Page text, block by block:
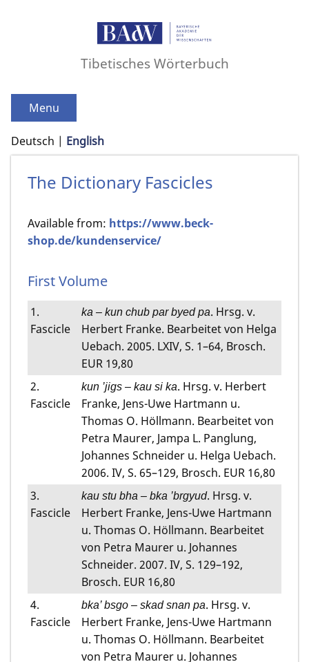
Tibetisches Wörterbuch
Menu
Deutsch English
The Dictionary Fascicles
Available from: https://www.beck-
shop.de/kundenservice/
First Volume
1.
Fascicle
ka – kun chub par byed pa. Hrsg. v.
Herbert Franke. Bearbeitet von Helga
Uebach. 2005. LXIV, S. 1–64, Brosch.
EUR 19,80
2.
Fascicle
kun ’jigs – kau si ka. Hrsg. v. Herbert
Franke, Jens-Uwe Hartmann u.
Thomas O. Höllmann. Bearbeitet von
Petra Maurer, Jampa L. Panglung,
Johannes Schneider u. Helga Uebach.
2006. IV, S. 65–129, Brosch. EUR 16,80
3.
Fascicle
kau stu bha – bka ’brgyud. Hrsg. v.
Herbert Franke, Jens-Uwe Hartmann
u. Thomas O. Höllmann. Bearbeitet
von Petra Maurer u. Johannes
Schneider. 2007. IV, S. 129–192,
Brosch. EUR 16,80
4.
Fascicle
bka’ bsgo – skad snan pa. Hrsg. v.
Herbert Franke, Jens-Uwe Hartmann
u. Thomas O. Höllmann. Bearbeitet
von Petra Maurer u. Johannes